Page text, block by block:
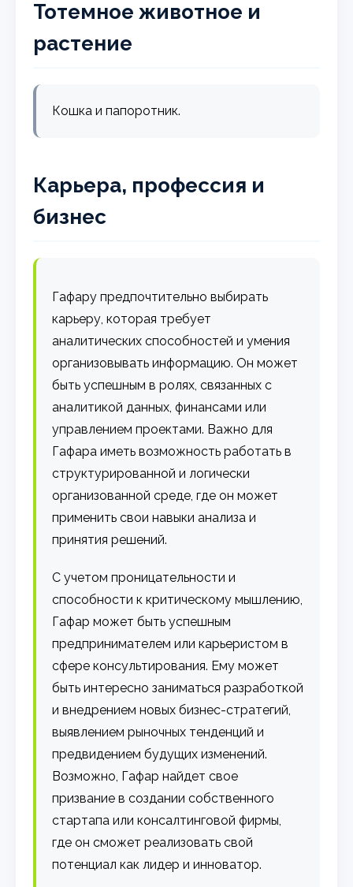
Тотемное животное и
растение
Кошка и папоротник.
Карьера, профессия и
бизнес
Гафару предпочтительно выбирать
карьеру, которая требует
аналитических способностей и умения
организовывать информацию. Он может
быть успешным в ролях, связанных с
аналитикой данных, финансами или
управлением проектами. Важно для
Гафара иметь возможность работать в
структурированной и логически
организованной среде, где он может
применить свои навыки анализа и
принятия решений.
С учетом проницательности и
способности к критическому мышлению,
Гафар может быть успешным
предпринимателем или карьеристом в
сфере консультирования. Ему может
быть интересно заниматься разработкой
и внедрением новых бизнес-стратегий,
выявлением рыночных тенденций и
предвидением будущих изменений.
Возможно, Гафар найдет свое
призвание в создании собственного
стартапа или консалтинговой фирмы,
где он сможет реализовать свой
потенциал как лидер и инноватор.